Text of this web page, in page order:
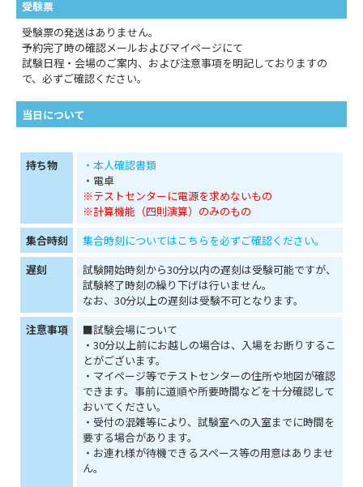
受験票
受験票の発送はありません。
予約完了時の確認メールおよびマイページにて
試験日程・会場のご案内、および注意事項を明記しておりますの
で、必ずご確認ください。
当日について
持ち物
・本人確認書類
・電卓
※テストセンターに電源を求めないもの
※計算機能（四則演算）のみのもの
集合時刻
集合時刻についてはこちらを必ずご確認ください。
遅刻
試験開始時刻から30分以内の遅刻は受験可能ですが、
試験終了時刻の繰り下げは行いません。
なお、30分以上の遅刻は受験不可となります。
注意事項
■試験会場について
・30分以上前にお越しの場合は、入場をお断りするこ
とがございます。
・マイページ等でテストセンターの住所や地図が確認
できます。事前に道順や所要時間などを十分確認して
おいてください。
・受付の混雑等により、試験室への入室までに時間を
要する場合があります。
・お連れ様が待機できるスペース等の用意はありませ
ん。